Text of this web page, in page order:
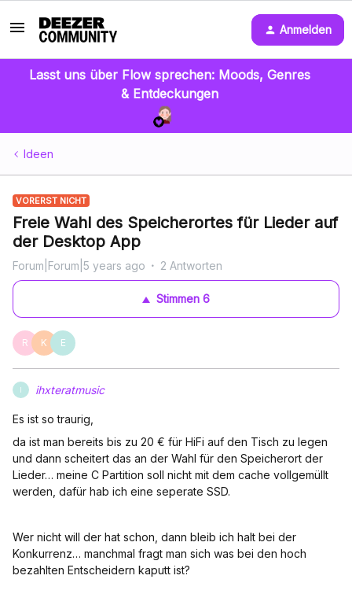
Anmelden
Lasst uns über Flow sprechen: Moods, Genres
& Entdeckungen
Ideen
VORERST NICHT
Freie Wahl des Speicherortes für Lieder auf
der Desktop App
Forum|Forum|5 years ago 2 Antworten
Stimmen 6
R K E
ihxteratmusic
Es ist so traurig,
da ist man bereits bis zu 20 € für HiFi auf den Tisch zu legen
und dann scheitert das an der Wahl für den Speicherort der
Lieder… meine C Partition soll nicht mit dem cache vollgemüllt
werden, dafür hab ich eine seperate SSD.
Wer nicht will der hat schon, dann bleib ich halt bei der
Konkurrenz… manchmal fragt man sich was bei den hoch
bezahlten Entscheidern kaputt ist?